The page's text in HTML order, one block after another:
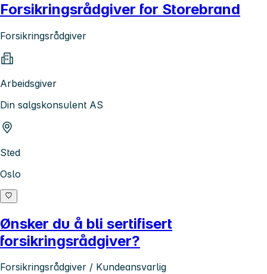
Forsikringsrådgiver for Storebrand
Forsikringsrådgiver
Arbeidsgiver
Din salgskonsulent AS
Sted
Oslo
Ønsker du å bli sertifisert
forsikringsrådgiver?
Forsikringsrådgiver / Kundeansvarlig